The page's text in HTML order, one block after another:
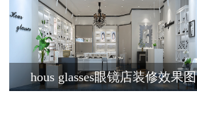
hous glasses眼镜店装修效果图